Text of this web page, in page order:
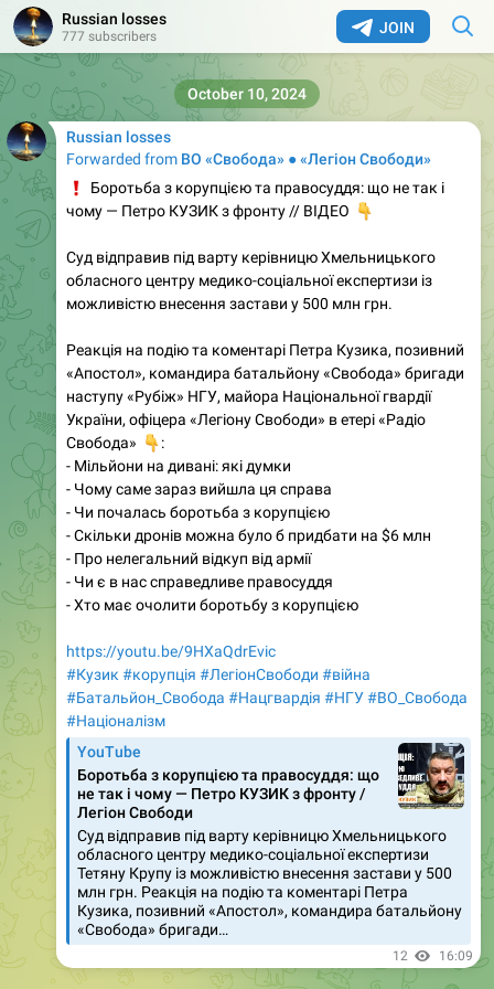
JOIN
Russian losses
777 subscribers
Russian losses
Forwarded from ВО «Свобода» ● «Легіон Свободи»
Боротьба з корупцією та правосуддя: що не так і
чому — Петро КУЗИК з фронту // ВІДЕО
👇
Суд відправив під варту керівницю Хмельницького
обласного центру медико-соціальної експертизи із
можливістю внесення застави у 500 млн грн.
Реакція на подію та коментарі Петра Кузика, позивний
«Апостол», командира батальйону «Свобода» бригади
наступу «Рубіж» НГУ, майора Національної гвардії
України, офіцера «Легіону Свободи» в етері «Радіо
Свобода»
:
- Мільйони на дивані: які думки
- Чому саме зараз вийшла ця справа
- Чи почалась боротьба з корупцією
- Скільки дронів можна було б придбати на $6 млн
- Про нелегальний відкуп від армії
- Чи є в нас справедливе правосуддя
- Хто має очолити боротьбу з корупцією
https://youtu.be/9HXaQdrEvic
#Кузик #корупція #ЛегіонСвободи #війна
#Батальйон_Свобода #Нацгвардія #НГУ#ВО_Cвобода
#Націоналізм
YouTube
Боротьба з корупцією та правосуддя: що
не так і чому — Петро КУЗИК з фронту /
Легіон Свободи
Суд відправив під варту керівницю Хмельницького
обласного центру медико-соціальної експертизи
Тетяну Крупу із можливістю внесення застави у 500
млн грн. Реакція на подію та коментарі Петра
Кузика, позивний «Апостол», командира батальйону
«Свобода» бригади…
12 16:09
October 10, 2024